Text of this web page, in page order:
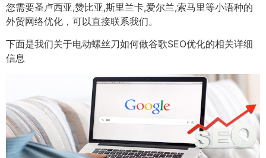
您需要圣卢西亚,赞比亚,斯里兰卡,爱尔兰,索马里等小语种的
外贸网络优化，可以直接联系我们。
下面是我们关于电动螺丝刀如何做谷歌SEO优化的相关详细
信息